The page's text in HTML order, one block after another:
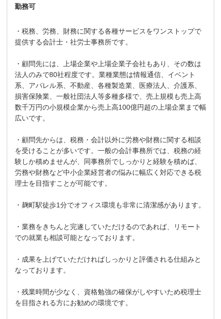
勤務可
・税務、労務、財務に関する各種サービスをワンストップで
提供する会計士・社労士事務所です。
・顧問先には、上場企業や上場企業子会社もあり、その数は
法人のみで80社程度です。業種業態は情報通信、イベント
系、アパレル系、不動産、各種製造業、医療法人、介護系、
損害保険業、一般社団法人等多種多様で、売上規模も売上高
数千万円の小規模企業から売上高100億円超の上場企業まで幅
広いです。
・顧問先からは、税務・会計以外に労務や財務に関する相談
を受けることが多いです。一般の会計事務所では、税務の経
験しか積めませんが、同事務所でしっかりと経験を積めば、
労務や財務など中小企業経営者の悩みに幅広く対応できる税
理士を目指すことが可能です。
・麹町駅徒歩1分でオフィス環境も非常に清潔感があります。
・業務をきちんと完遂していただけるのであれば、リモート
での就業も相談可能となっております。
・成果を上げていただければしっかりと評価される仕組みと
なっております。
・残業時間が少なく、資格勉強の確保がしやすいため税理士
を目指される方にお勧めの環境です。